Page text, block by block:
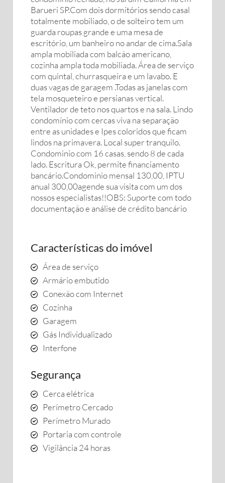
Barueri SP.Com dois dormitórios sendo casal
totalmente mobiliado, o de solteiro tem um
guarda roupas grande e uma mesa de
escritório, um banheiro no andar de cima.Sala
ampla mobiliada com balcão americano,
cozinha ampla toda mobiliada. Área de serviço
com quintal, churrasqueira e um lavabo. E
duas vagas de garagem .Todas as janelas com
tela mosqueteiro e persianas vertical.
Ventilador de teto nos quartos e na sala. Lindo
condomínio com cercas viva na separação
entre as unidades e Ipes coloridos que ficam
lindos na primavera. Local super tranquilo.
Condominio com 16 casas, sendo 8 de cada
lado. Escritura Ok, permite financiamento
bancário.Condominio mensal 130,00, IPTU
anual 300,00agende sua visita com um dos
nossos especialistas!!OBS: Suporte com todo
documentação e análise de crédito bancário
Características do imóvel
Área de serviço
Armário embutido
Conexão com Internet
Cozinha
Garagem
Gás Individualizado
Interfone
Segurança
Cerca elétrica
Perímetro Cercado
Perímetro Murado
Portaria com controle
Vigilância 24 horas